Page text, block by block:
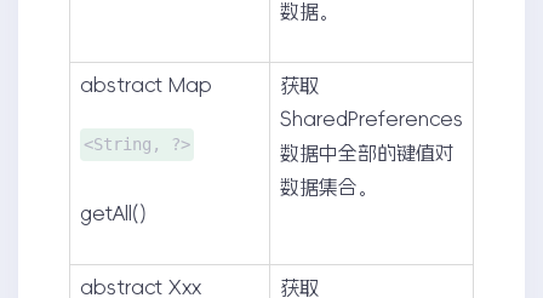
数据。
abstract Map
<String, ?>
getAll()
获取
SharedPreferences
数据中全部的键值对
数据集合。
abstract Xxx
获取